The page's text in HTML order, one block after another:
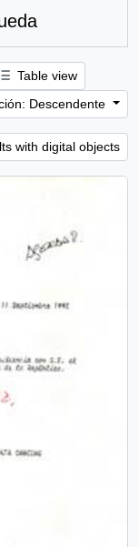
Table view
Descendente
with digital objects